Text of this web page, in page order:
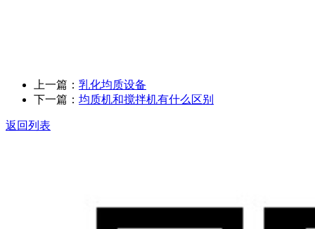
上一篇： 乳化均质设备
下一篇： 均质机和搅拌机有什么区别
返回列表